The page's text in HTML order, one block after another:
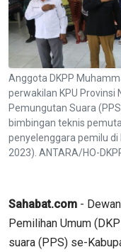
Anggota DKPP
perwakilan KPU Provinsi
Pemungutan Suara
bimbingan teknis
penyelenggara pemilu di
2023). ANTARA/HO-
Sahabat.com -
Pemilihan Umum
suara (PPS) se-